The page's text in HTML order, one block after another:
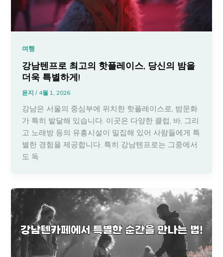
여행
강남텐프로 최고의 핫플레이스, 당신의 밤을
더욱 특별하게!
윤지/4월 1, 2026
강남은 서울의 중심부에 위치한 핫플레이스로, 밤문화
가 특히 발달해 있습니다. 이곳은 다양한 클럽, 바, 그리
고 노래방 등의 유흥시설이 밀집해 있어 사람들에게 특
별한 경험을 제공합니다. 특히 강남텐프로는 그중에서
도 독